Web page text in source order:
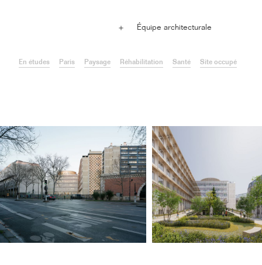
＋ Équipe architecturale
En études Paris Paysage Réhabilitation Santé Site occupé